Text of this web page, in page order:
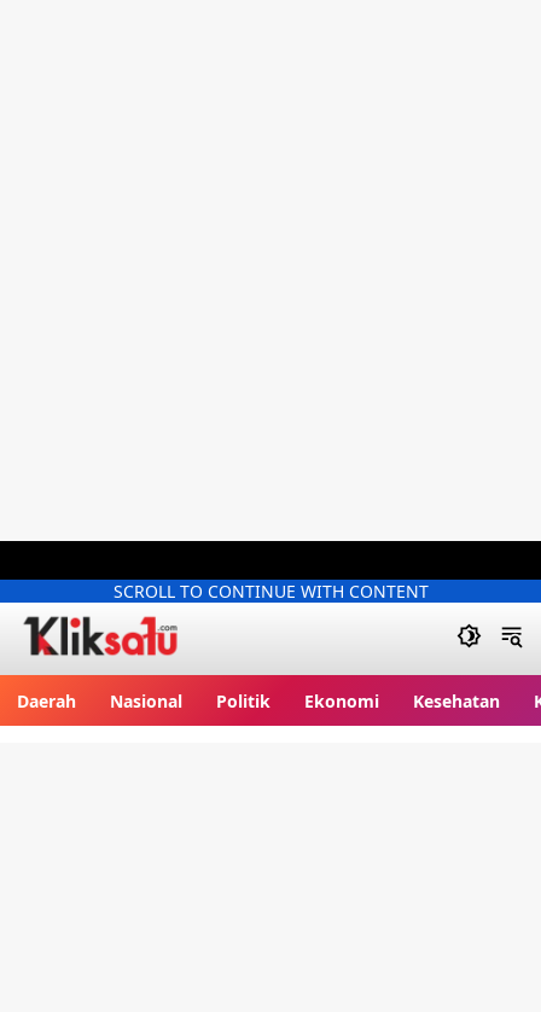
SCROLL TO CONTINUE WITH CONTENT
Daerah Nasional Politik Ekonomi Kesehatan